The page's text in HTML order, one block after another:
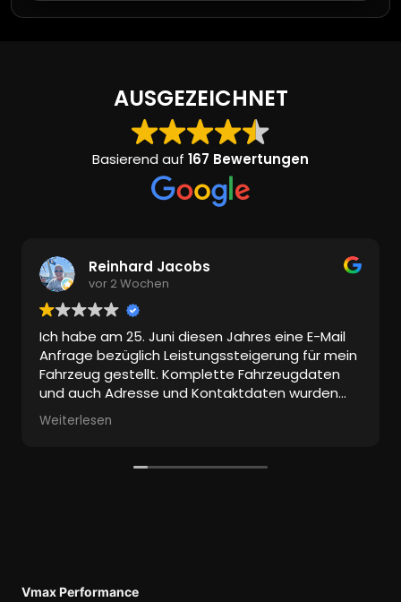
AUSGEZEICHNET
Basierend auf 167 Bewertungen
Reinhard Jacobs
vor 2 Wochen
Ich habe am 25. Juni diesen Jahres eine E-Mail
Anfrage bezüglich Leistungssteigerung für mein
Fahrzeug gestellt. Komplette Fahrzeugdaten
und auch Adresse und Kontaktdaten wurden
mitgeschickt.
Bis heute keine Antwort!
gefunden, der hat es tatsächlich geschafft
Weiterlesen
Vmax Performance